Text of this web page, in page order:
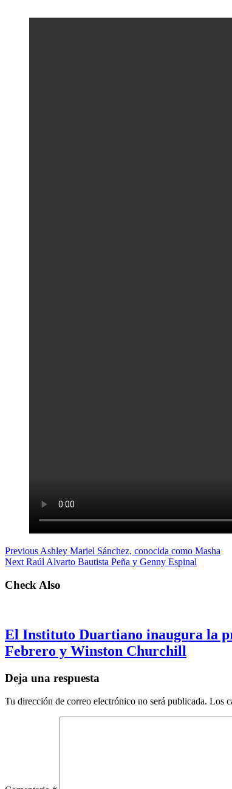
Previous Ashley Mariel Sánchez, conocida como Masha
Next Raúl Alvarto Bautista Peña y Genny Espinal
Check Also
El Instituto Duartiano inaugura la
Febrero y Winston Churchill
Deja una respuesta
Tu dirección de correo electrónico no será publicada. Los